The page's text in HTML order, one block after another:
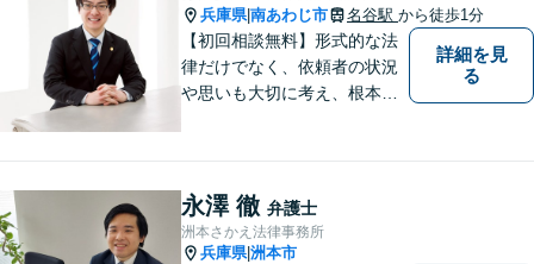
兵庫県|南あわじ市 名谷駅 から徒歩1分
【初回相談無料】形式的な法
律だけでなく、依頼者の状況
や思いも大切に考え、根本的
とりに合ったサポートを心が
けています。【夜間・休日相
談可能】【オンライン出張相
詳細を見
る
永澤 徹 弁護士
洲本さかえ法律事務所
兵庫県|洲本市